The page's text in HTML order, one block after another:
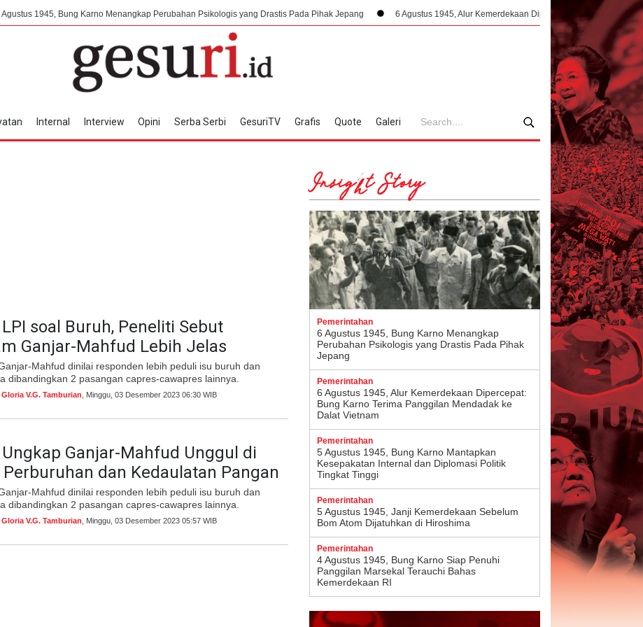
Bung Karno Menangkap Perubahan Psikologis yang Drastis Pada Pihak Jepang 6 Agustus 1945, Alur Kemerdekaan Dipercepat: Bung Karno Terima Panggilan
Internal Interview Opini Serba Serbi GesuriTV Grafis Quote Galeri
Profile
soal Buruh, Peneliti Sebut
Ganjar-Mahfud Lebih Jelas
Mahfud dinilai responden lebih peduli isu buruh dan
dibandingkan 2 pasangan capres-cawapres lainnya.
V.G. Tamburian , Minggu, 03 Desember 2023 06:30 WIB
Ganjar-Mahfud Unggul di
dan Kedaulatan Pangan
Mahfud dinilai responden lebih peduli isu buruh dan
dibandingkan 2 pasangan capres-cawapres lainnya.
V.G. Tamburian , Minggu, 03 Desember 2023 05:57 WIB
Insight Story
Pemerintahan
6 Agustus 1945, Bung Karno Menangkap
Perubahan Psikologis yang Drastis Pada Pihak
Jepang
Pemerintahan
6 Agustus 1945, Alur Kemerdekaan Dipercepat:
Bung Karno Terima Panggilan Mendadak ke
Dalat Vietnam
Pemerintahan
5 Agustus 1945, Bung Karno Mantapkan
Kesepakatan Internal dan Diplomasi Politik
Tingkat Tinggi
Pemerintahan
5 Agustus 1945, Janji Kemerdekaan Sebelum
Bom Atom Dijatuhkan di Hiroshima
Pemerintahan
4 Agustus 1945, Bung Karno Siap Penuhi
Panggilan Marsekal Terauchi Bahas
Kemerdekaan RI